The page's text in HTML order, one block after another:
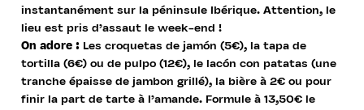
instantanément sur la péninsule Ibérique. Attention, le
lieu est pris d’assaut le week-end !
On adore : Les croquetas de jamón (5€), la tapa de
tortilla (6€) ou de pulpo (12€), le lacón con patatas (une
tranche épaisse de jambon grillé), la bière à 2€ ou pour
finir la part de tarte à l’amande. Formule à 13,50€ le